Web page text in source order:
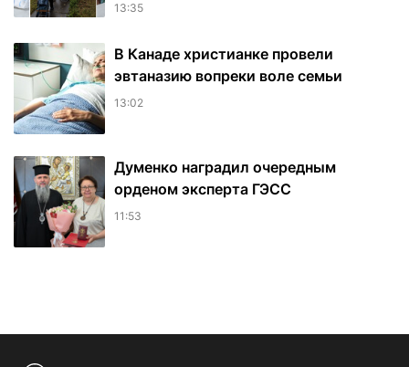
13:35
В Канаде христианке провели
эвтаназию вопреки воле семьи
13:02
Думенко наградил очередным
орденом эксперта ГЭСС
11:53